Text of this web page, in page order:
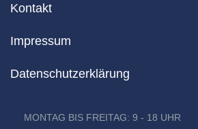
Kontakt
Impressum
Datenschutzerklärung
MONTAG BIS FREITAG: 9 - 18 UHR